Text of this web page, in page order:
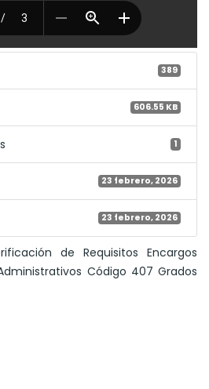
389
606.55 KB
1
23 febrero, 2026
23 febrero, 2026
de Requisitos Encargos
Código 407 Grados